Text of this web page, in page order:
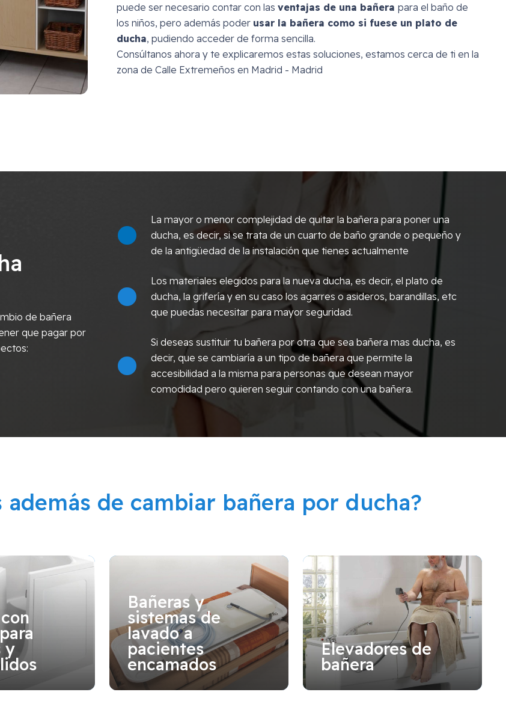
puede ser necesario contar con las ventajas de una bañera para el baño de
los niños, pero además poder usar la bañera como si fuese un plato de
ducha, pudiendo acceder de forma sencilla.
Consúltanos ahora y te explicaremos estas soluciones, estamos cerca de ti en la
zona de Calle Extremeños en Madrid - Madrid
de bañera
que pagar por
La mayor o menor complejidad de quitar la bañera para poner una
ducha, es decir, si se trata de un cuarto de baño grande o pequeño y
de la antigüedad de la instalación que tienes actualmente
Los materiales elegidos para la nueva ducha, es decir, el plato de
ducha, la grifería y en su caso los agarres o asideros, barandillas, etc
que puedas necesitar para mayor seguridad.
Si deseas sustituir tu bañera por otra que sea bañera mas ducha, es
decir, que se cambiaría a un tipo de bañera que permite la
accesibilidad a la misma para personas que desean mayor
comodidad pero quieren seguir contando con una bañera.
además de cambiar bañera por ducha?
y
Bañeras y
sistemas de
lavado a
pacientes
encamados
Elevadores de
bañera